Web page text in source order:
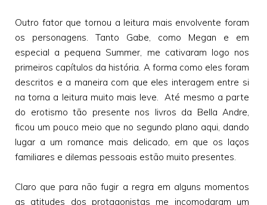
Outro fator que tornou a leitura mais envolvente foram
os personagens. Tanto Gabe, como Megan e em
especial a pequena Summer, me cativaram logo nos
primeiros capítulos da história. A forma como eles foram
descritos e a maneira com que eles interagem entre si
na torna a leitura muito mais leve. Até mesmo a parte
do erotismo tão presente nos livros da Bella Andre,
ficou um pouco meio que no segundo plano aqui, dando
lugar a um romance mais delicado, em que os laços
familiares e dilemas pessoais estão muito presentes.
Claro que para não fugir a regra em alguns momentos
as atitudes dos protagonistas me incomodaram um